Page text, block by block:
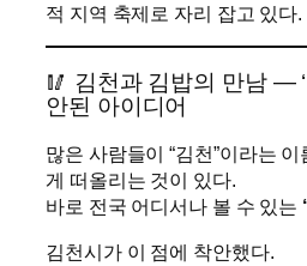
적 지역 축제로 자리 잡고 있다.
🥢 김천과 김밥의 만남 —
안된 아이디어
많은 사람들이 “김천”이라는
게 떠올리는 것이 있다.
바로 전국 어디서나 볼 수 있는
김천시가 이 점에 착안했다.